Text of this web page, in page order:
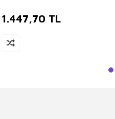
1.447,70 TL